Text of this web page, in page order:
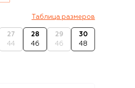
Таблица размеров
27
44
28
46
29
46
30
48